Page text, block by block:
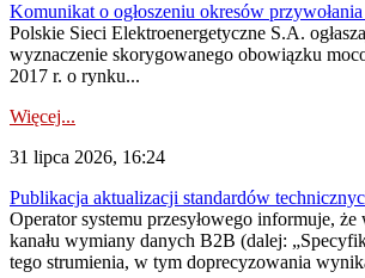
Komunikat o ogłoszeniu okresów
Polskie Sieci Elektroenergetyczne S.A.
wyznaczenie skorygowanego obowiązku
2017 r. o rynku...
Więcej...
31 lipca 2026, 16:24
Publikacja aktualizacji standardów
Operator systemu przesyłowego informuje,
kanału wymiany danych B2B (dalej:
tego strumienia, w tym doprecyzowania